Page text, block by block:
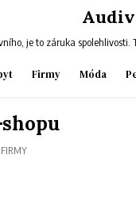
je to záruka
Firmy Móda
POSTED
FIRMY